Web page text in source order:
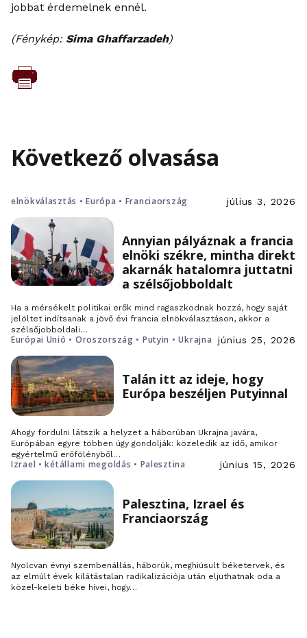
jobbat érdemelnek ennél.
(Fénykép: Sima Ghaffarzadeh)
Következő olvasása
elnökválasztás • Európa • Franciaország július 3, 2026
Annyian pályáznak a francia
elnöki székre, mintha direkt
akarnák hatalomra juttatni
a szélsőjobboldalt
Ha a mérsékelt politikai erők mind ragaszkodnak hozzá, hogy saját
jelöltet indítsanak a jövő évi francia elnökválasztáson, akkor a
szélsőjobboldali…
Európai Unió • Oroszország • Putyin • Ukrajna június 25, 2026
Talán itt az ideje, hogy
Európa beszéljen Putyinnal
Ahogy fordulni látszik a helyzet a háborúban Ukrajna javára,
Európában egyre többen úgy gondolják: közeledik az idő, amikor
egyértelmű erőfölényből…
Izrael • kétállami megoldás • Palesztina június 15, 2026
Palesztina, Izrael és
Franciaország
Nyolcvan évnyi szembenállás, háborúk, meghiúsult béketervek, és
az elmúlt évek kilátástalan radikalizációja után eljuthatnak oda a
közel-keleti béke hívei, hogy…